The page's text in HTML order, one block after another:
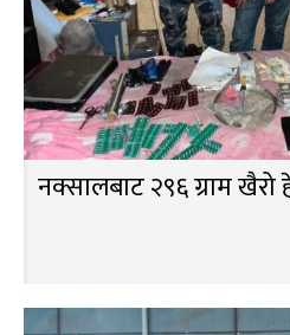
नक्सालबाट २९६ ग्राम खैरो